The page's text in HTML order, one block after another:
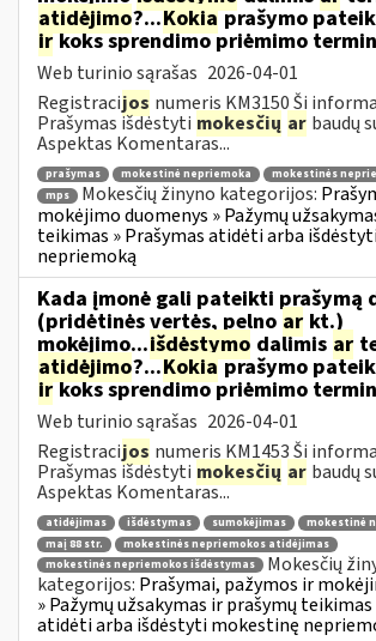
atidėjimo?...Kokiaprašymo
irkoks sprendimo priėmimo
Web turinio sąrašas 2026-04-01
Registracijos numeris KM3150 Ši
Prašymas išdėstyti mokesčių ar baudų
Aspektas Komentaras...
prašymas mokestinė nepriemoka
mokestinės
mps
Mokesčių žinyno kategorijos:
mokėjimo duomenys » Pažymų
teikimas » Prašymas atidėti arba
nepriemoką
Kada įmonė gali pateikti prašymą
(pridėtinės vertės, pelno ar kt.)
mokėjimo...išdėstymo dalimis ar
atidėjimo?...Kokiaprašymo
irkoks sprendimo priėmimo
Web turinio sąrašas 2026-04-01
Registracijos numeris KM1453 Ši
Prašymas išdėstyti mokesčių ar baudų
Aspektas Komentaras...
atidėjimas išdėstymas sumokėjimas
mokestinė
maį 88 str.
mokestinės nepriemokos atidėjimas
mokestinės nepriemokos išdėstymas
Mokesčių
kategorijos: Prašymai, pažymos ir
» Pažymų užsakymas ir prašymų teikimas
atidėti arba išdėstyti mokestinę